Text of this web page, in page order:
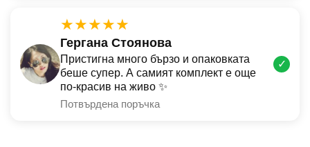
★★★★★
Гергана Стоянова
Пристигна много бързо и опаковката
беше супер. А самият комплект е още
по-красив на живо ✨
Потвърдена поръчка
✓